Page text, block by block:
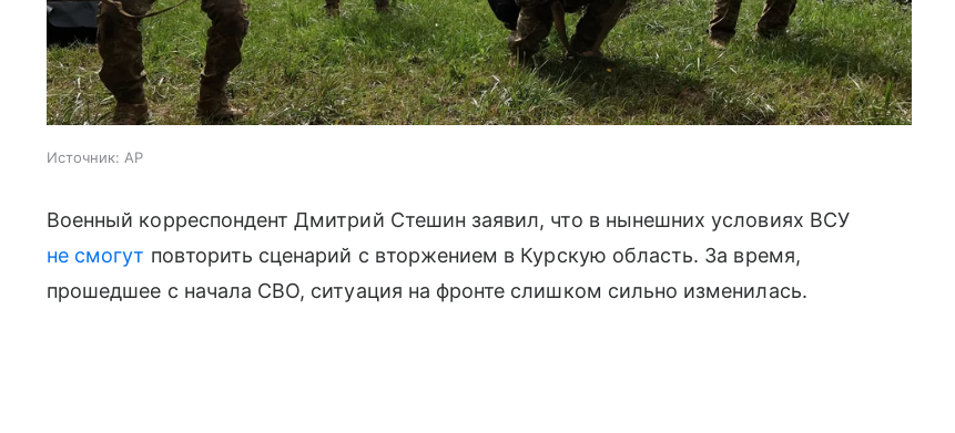
Источник: AP
Военный корреспондент Дмитрий Стешин заявил, что в нынешних условиях ВСУ
не смогут повторить сценарий с вторжением в Курскую область. За время,
прошедшее с начала СВО, ситуация на фронте слишком сильно изменилась.